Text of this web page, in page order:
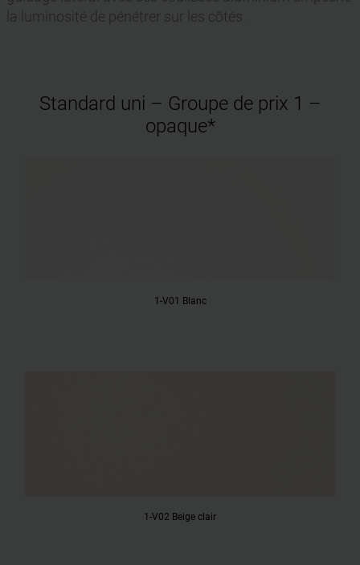
la luminosité de pénétrer sur les côtés.
Standard uni – Groupe de prix 1 –
opaque*
1-V01 Blanc
1-V02 Beige clair